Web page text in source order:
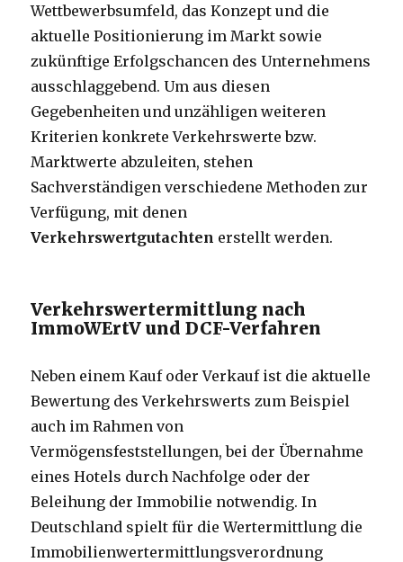
Wettbewerbsumfeld, das Konzept und die
aktuelle Positionierung im Markt sowie
zukünftige Erfolgschancen des Unternehmens
ausschlaggebend. Um aus diesen
Gegebenheiten und unzähligen weiteren
Kriterien konkrete Verkehrswerte bzw.
Marktwerte abzuleiten, stehen
Sachverständigen verschiedene Methoden zur
Verfügung, mit denen
Verkehrswertgutachten erstellt werden.
Verkehrswertermittlung nach
ImmoWErtV und DCF-Verfahren
Neben einem Kauf oder Verkauf ist die aktuelle
Bewertung des Verkehrswerts zum Beispiel
auch im Rahmen von
Vermögensfeststellungen, bei der Übernahme
eines Hotels durch Nachfolge oder der
Beleihung der Immobilie notwendig. In
Deutschland spielt für die Wertermittlung die
Immobilienwertermittlungsverordnung